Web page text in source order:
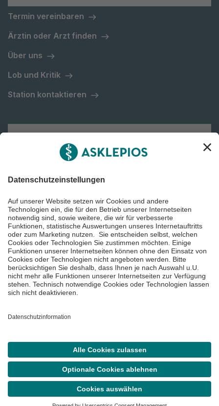
Menü
SucheTermin
Termin vereinbaren
Ärztin oder Arzt finden
Über uns
Lob und Kritik
Station kontaktieren
Asklepios Gruppe
Impressum
©Asklepios Kliniken GmbH & Co. KGaA 2026